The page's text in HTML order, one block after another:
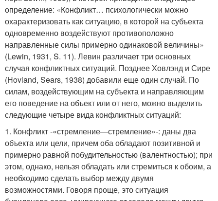
определение: «Конфликт… психологически можно
охарактеризовать как ситуацию, в которой на субъекта
одновременно воздействуют противоположно
направленные силы примерно одинаковой величины»
(Lewin, 1931, S. 11). Левин различает три основных
случая конфликтных ситуаций. Позднее Ховлэнд и Сире
(Hovland, Sears, 1938) добавили еще один случай. По
силам, воздействующим на субъекта и направляющим
его поведение на объект или от него, можно выделить
следующие четыре вида конфликтных ситуаций:
1. Конфликт -«стремление—стремление»-: даны два
объекта или цели, причем оба обладают позитивной и
примерно равной побудительностью (валентностью); при
этом, однако, нельзя обладать или стремиться к обоим, а
необходимо сделать выбор между двумя
возможностями. Говоря проще, это ситуация